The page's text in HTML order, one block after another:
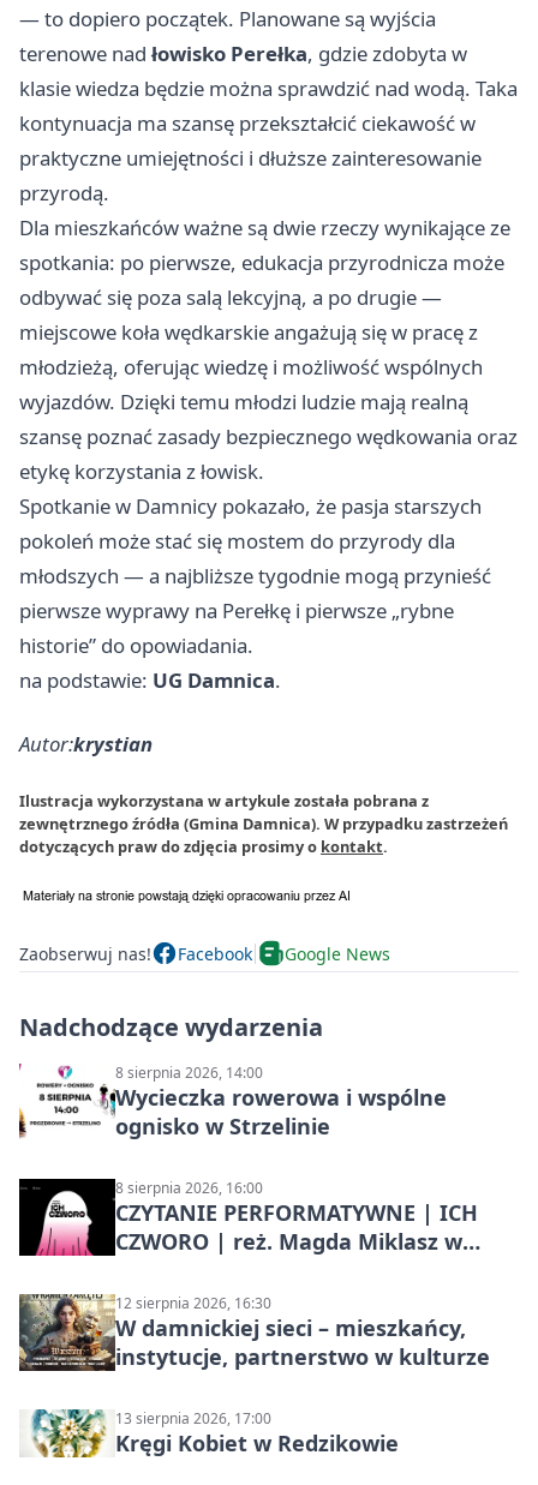
— to dopiero początek. Planowane są wyjścia
terenowe nad łowisko Perełka, gdzie zdobyta w
klasie wiedza będzie można sprawdzić nad wodą. Taka
kontynuacja ma szansę przekształcić ciekawość w
praktyczne umiejętności i dłuższe zainteresowanie
przyrodą.
Dla mieszkańców ważne są dwie rzeczy wynikające ze
spotkania: po pierwsze, edukacja przyrodnicza może
odbywać się poza salą lekcyjną, a po drugie —
miejscowe koła wędkarskie angażują się w pracę z
młodzieżą, oferując wiedzę i możliwość wspólnych
wyjazdów. Dzięki temu młodzi ludzie mają realną
szansę poznać zasady bezpiecznego wędkowania oraz
etykę korzystania z łowisk.
Spotkanie w Damnicy pokazało, że pasja starszych
pokoleń może stać się mostem do przyrody dla
młodszych — a najbliższe tygodnie mogą przynieść
pierwsze wyprawy na Perełkę i pierwsze „rybne
historie” do opowiadania.
na podstawie: UG Damnica.
Autor:krystian
Ilustracja wykorzystana w artykule została pobrana z
zewnętrznego źródła (Gmina Damnica). W przypadku zastrzeżeń
dotyczących praw do zdjęcia prosimy o kontakt.
Zaobserwuj nas! Facebook Google News
Nadchodzące wydarzenia
8 sierpnia 2026, 14:00
Wycieczka rowerowa i wspólne
ognisko w Strzelinie
8 sierpnia 2026, 16:00
CZYTANIE PERFORMATYWNE | ICH
CZWORO | reż. Magda Miklasz w
12 sierpnia 2026, 16:30
W damnickiej sieci – mieszkańcy,
instytucje, partnerstwo w kulturze
13 sierpnia 2026, 17:00
Kręgi Kobiet w Redzikowie